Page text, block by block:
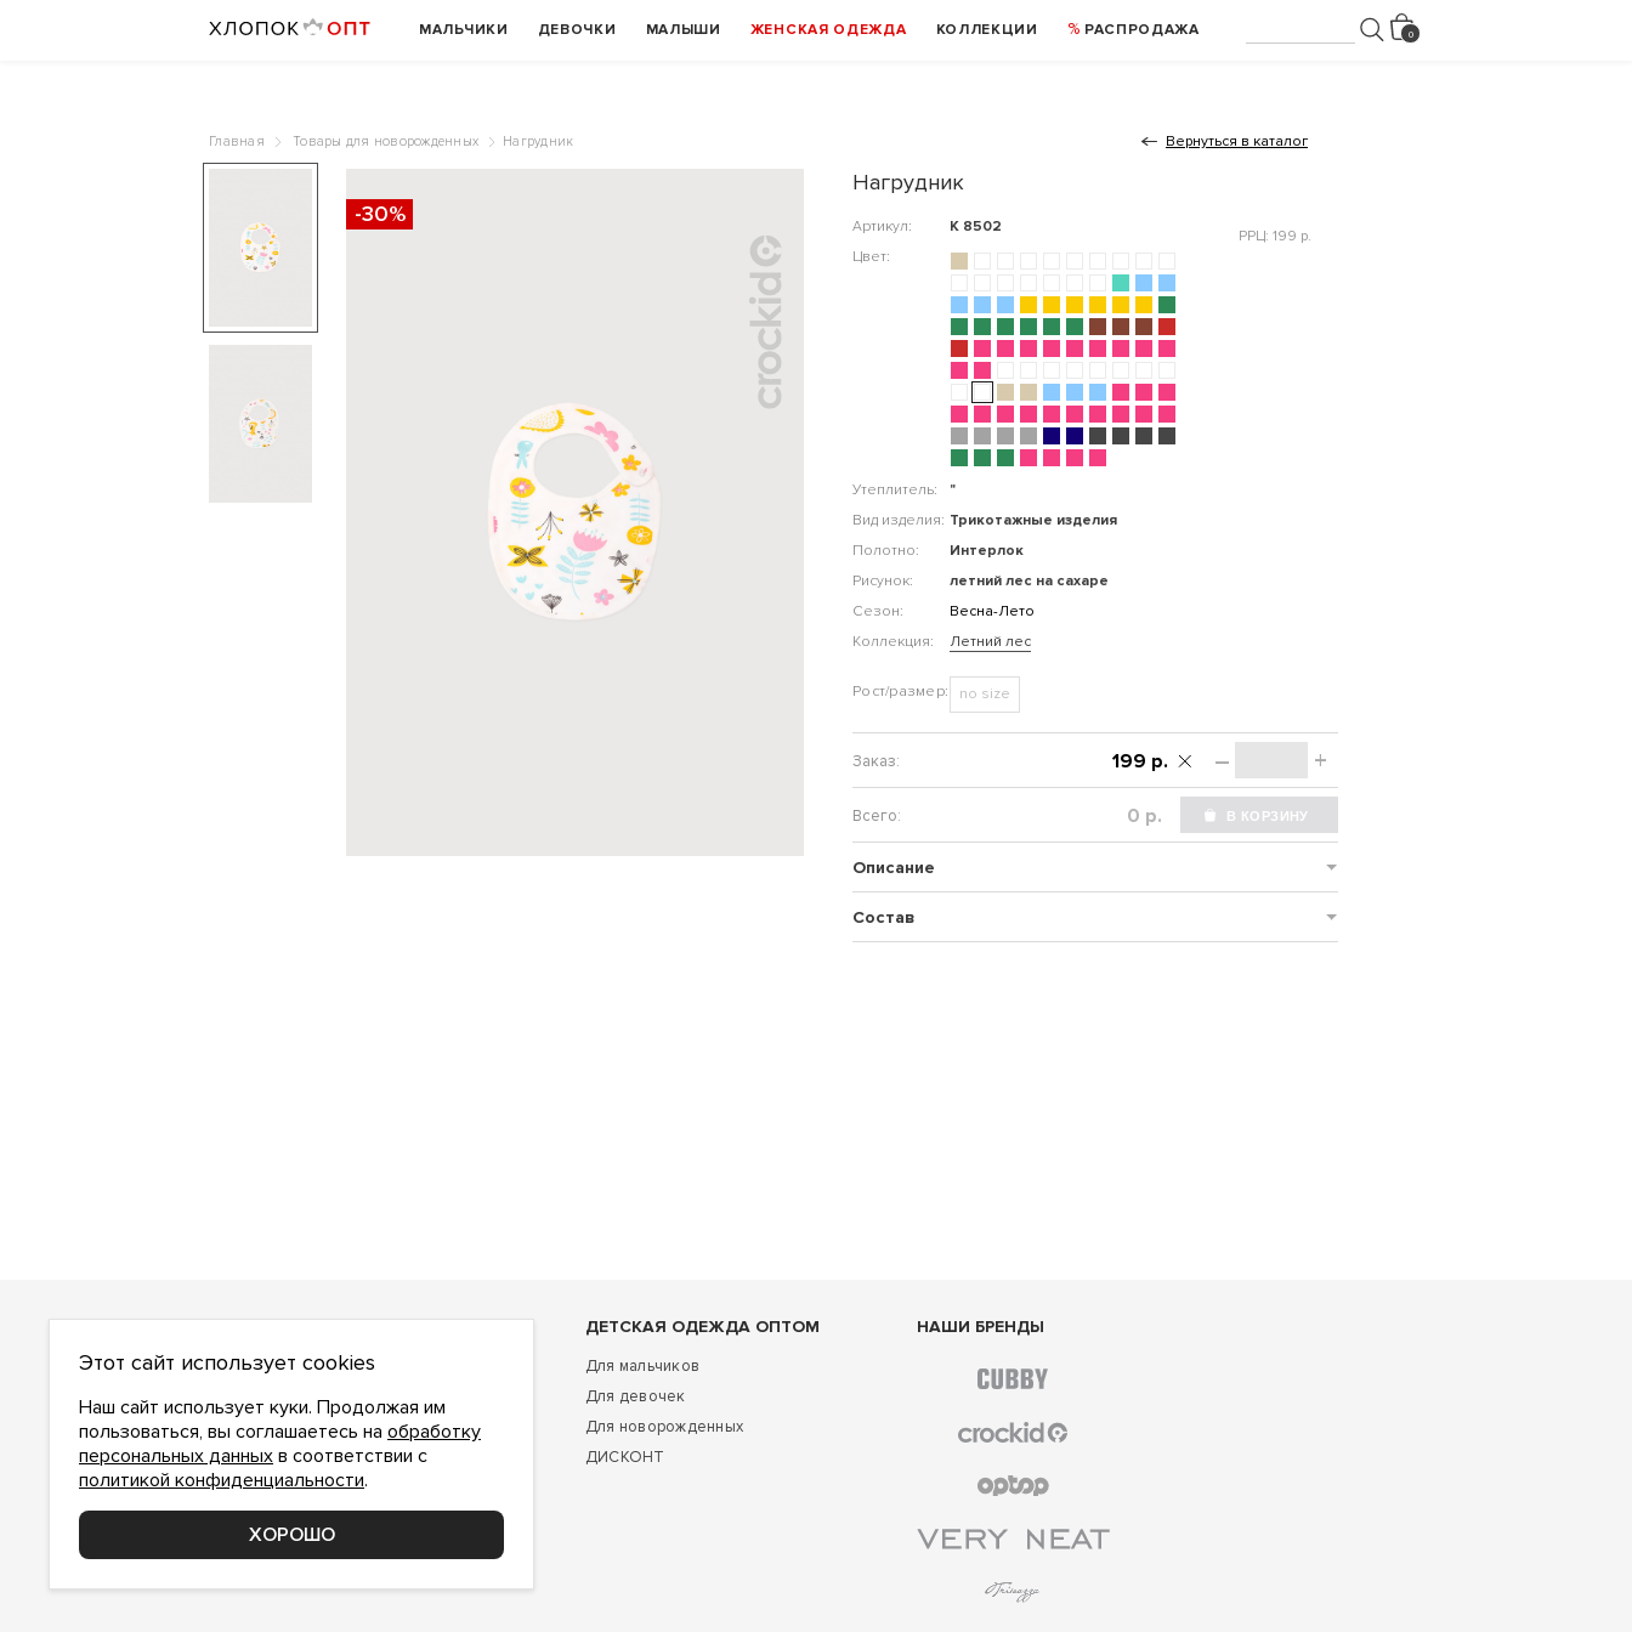
МАЛЬЧИКИ ДЕВОЧКИ МАЛЫШИ ЖЕНСКАЯ ОДЕЖДА КОЛЛЕКЦИИ РАСПРОДАЖА
Главная Товары для новорожденных Нагрудник Вернуться в каталог
-30%
Нагрудник
Артикул:
К 8502
Цвет:
Утеплитель:
"
Вид изделия: Трикотажные изделия
Полотно:
Интерлок
Рисунок:
летний лес на сахаре
Сезон:
Весна-Лето
Коллекция:
Летний лес
РРЦ: 199 р.
no size
– +
199 р.
р.
Описание
Состав
О НАС
О компании
Как сделать заказ
Условия работы
Доставка и оплата
Возврат
ДЕТСКАЯ ОДЕЖДА ОПТОМ
Для мальчиков
Для девочек
Для новорожденных
ДИСКОНТ
НАШИ БРЕНДЫ
Этот сайт использует cookies
Наш сайт использует куки. Продолжая им
пользоваться, вы соглашаетесь на обработку
персональных данных в соответствии с
политикой конфиденциальности.
ХОРОШО